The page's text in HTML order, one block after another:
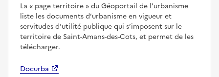
La
page territoire
du Géoportail de l’urbanisme
liste les documents d’urbanisme en vigueur et
servitudes d’utilité publique qui s’imposent sur le
territoire de Saint-Amans-des-Cots, et permet de les
télécharger.
Docurba